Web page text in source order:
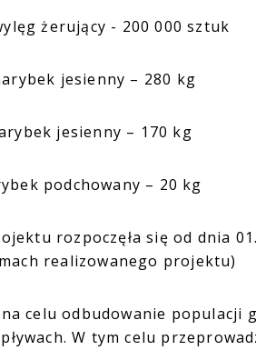
żerujący - 200 000 sztuk
jesienny – 280 kg
jesienny – 170 kg
podchowany – 20 kg
rozpoczęła się od dnia
realizowanego projektu)
celu odbudowanie populacji
W tym celu